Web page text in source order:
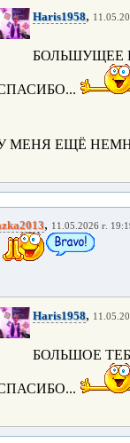
Haris1958,
БОЛЬШУЩЕЕ
МЕНЯ ЕЩЁ
, 11.05.2026 г.
Haris1958,
БОЛЬШОЕ